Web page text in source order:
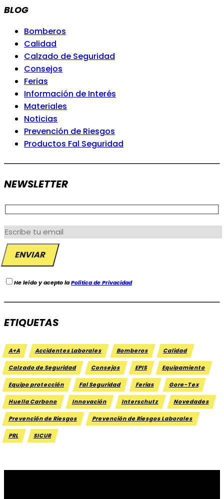
BLOG
Bomberos
Calidad
Calzado de Seguridad
Consejos
Ferias
Información de Interés
Materiales
Noticias
Prevención de Riesgos
Productos Fal Seguridad
NEWSLETTER
He leído y acepto laPolítica de Privacidad
ETIQUETAS
A+A Accidentes Laborales Bomberos Calidad
Calzado de Seguridad Consejos EPIS Equipamiento
Equipo protección Fal Seguridad Ferias Gore-Tex
Huella Carbono Innovación Interschutz Novedades
Prevención de Riesgos Prevención de Riesgos Laborales
PRL SICUR